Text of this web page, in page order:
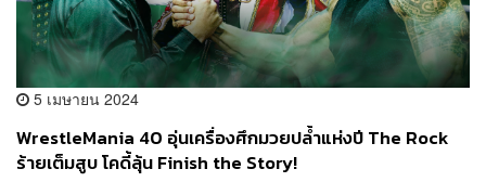
5 เมษายน 2024
WrestleMania 40 อุ่นเครื่องศึกมวยปล้ำแห่งปี The Rock
ร้ายเต็มสูบ โคดี้ลุ้น Finish the Story!